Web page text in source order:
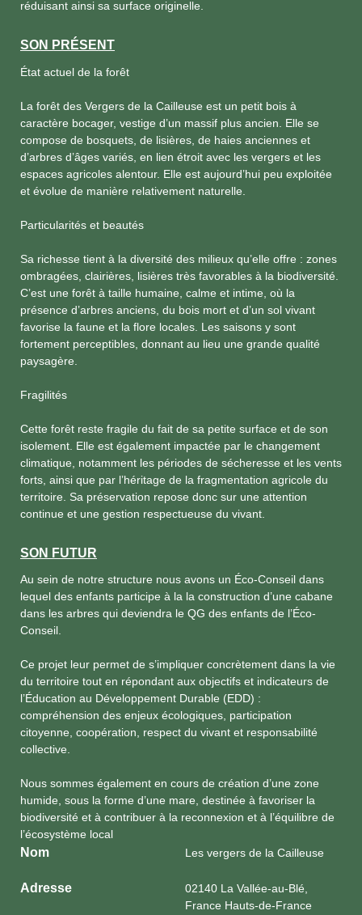
réduisant ainsi sa surface originelle.
SON PRÉSENT
État actuel de la forêt
La forêt des Vergers de la Cailleuse est un petit bois à
caractère bocager, vestige d’un massif plus ancien. Elle se
compose de bosquets, de lisières, de haies anciennes et
d’arbres d’âges variés, en lien étroit avec les vergers et les
espaces agricoles alentour. Elle est aujourd’hui peu exploitée
et évolue de manière relativement naturelle.
Particularités et beautés
Sa richesse tient à la diversité des milieux qu’elle offre : zones
ombragées, clairières, lisières très favorables à la biodiversité.
C’est une forêt à taille humaine, calme et intime, où la
présence d’arbres anciens, du bois mort et d’un sol vivant
favorise la faune et la flore locales. Les saisons y sont
fortement perceptibles, donnant au lieu une grande qualité
paysagère.
Fragilités
Cette forêt reste fragile du fait de sa petite surface et de son
isolement. Elle est également impactée par le changement
climatique, notamment les périodes de sécheresse et les vents
forts, ainsi que par l’héritage de la fragmentation agricole du
territoire. Sa préservation repose donc sur une attention
continue et une gestion respectueuse du vivant.
SON FUTUR
Au sein de notre structure nous avons un Éco-Conseil dans
lequel des enfants participe à la la construction d’une cabane
dans les arbres qui deviendra le QG des enfants de l’Éco-
Conseil.
Ce projet leur permet de s’impliquer concrètement dans la vie
du territoire tout en répondant aux objectifs et indicateurs de
l’Éducation au Développement Durable (EDD) :
compréhension des enjeux écologiques, participation
citoyenne, coopération, respect du vivant et responsabilité
collective.
Nous sommes également en cours de création d’une zone
humide, sous la forme d’une mare, destinée à favoriser la
biodiversité et à contribuer à la reconnexion et à l’équilibre de
l’écosystème local
Nom Les vergers de la Cailleuse
Adresse
02140 La Vallée-au-Blé,
France Hauts-de-France